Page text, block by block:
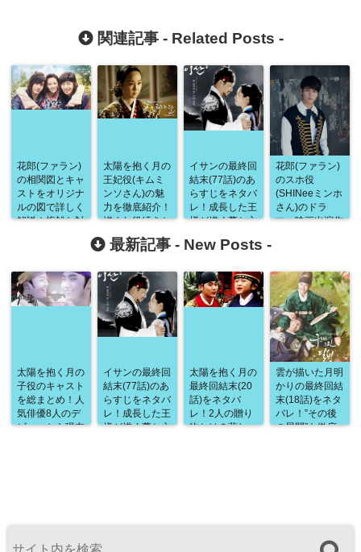
関連記事 - Related Posts -
花郎(ファラン)
の相関図とキャ
ストをオリジナ
ルの図で詳しく
解説！複雑な対
します！
太陽を抱く月の
王妃役(キムミ
ンソさん)の魅
力を徹底紹介！
憎まれ役続きか
ら幸せな結婚
へ！平坦ではな
の半生に迫る！
イサンの最終回
結末(77話)のあ
らすじをネタバ
レ！成長した王
様が描く夢と亡
想い！そんな総
シーン
は・・・？
花郎(ファラン)
のスホ役
(SHINeeミンホ
さん)のドラ
マ・映画出演作
しく紹介！周囲
の方々への温か
い愛に胸が熱く
なる！
最新記事 - New Posts -
太陽を抱く月の
子役のキャスト
を総まとめ！人
気俳優8人のデ
ビューから現在
イサンの最終回
結末(77話)のあ
らすじをネタバ
レ！成長した王
様が描く夢と亡
太陽を抱く月の
最終回結末(20
話)をネタバ
レ！2人の贈り
物とは？悲し
雲が描いた月明
かりの最終回結
末(18話)をネタ
バレ！”その後
の展開”も徹底